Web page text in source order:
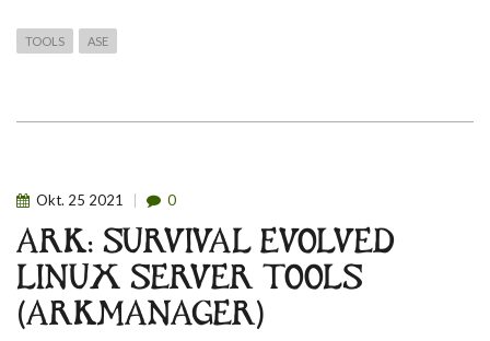
TOOLS ASE
Okt. 25 2021 0
ARK: SURVIVAL EVOLVED
LINUX SERVER TOOLS
(ARKMANAGER)